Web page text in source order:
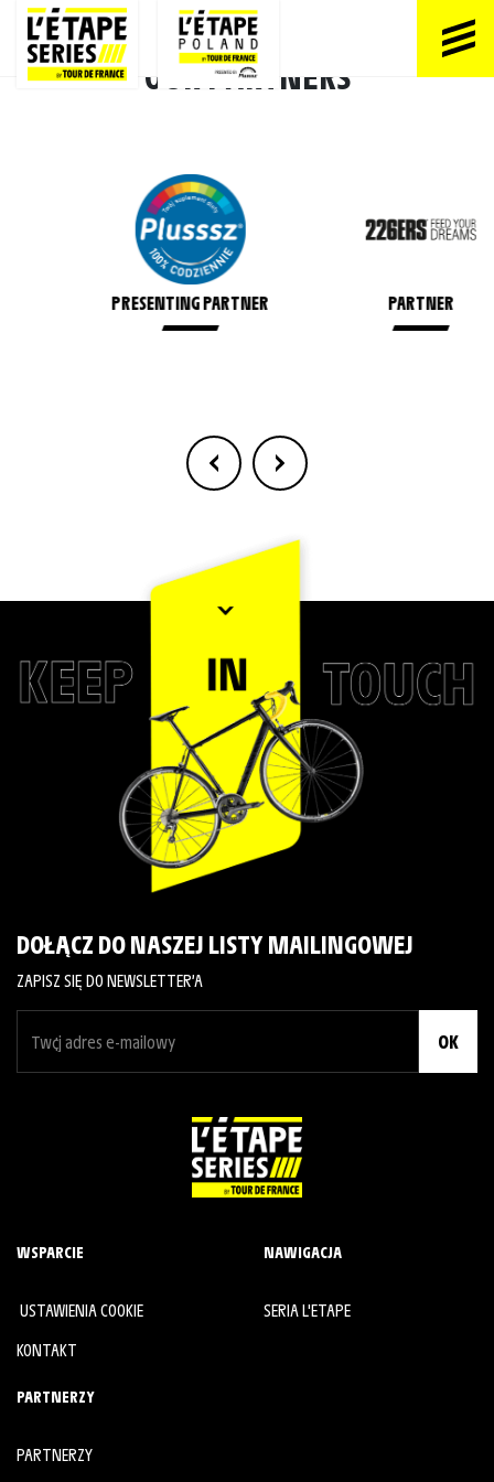
OUR PARTNERS
PRESENTING PARTNER PARTNER
DOŁĄCZ DO NASZEJ LISTY MAILINGOWEJ
ZAPISZ SIĘ DO NEWSLETTER’A
OK
WSPARCIE
USTAWIENIA COOKIE
KONTAKT
NAWIGACJA
SERIA L'ETAPE
PARTNERZY
PARTNERZY